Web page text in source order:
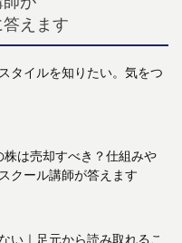
えます
タイルを知りたい。気をつ
は売却すべき？仕組みや
クール講師が答えます
い｜足元から読み取れるこ